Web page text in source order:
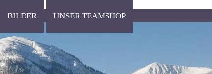
BILDER UNSER TEAMSHOP